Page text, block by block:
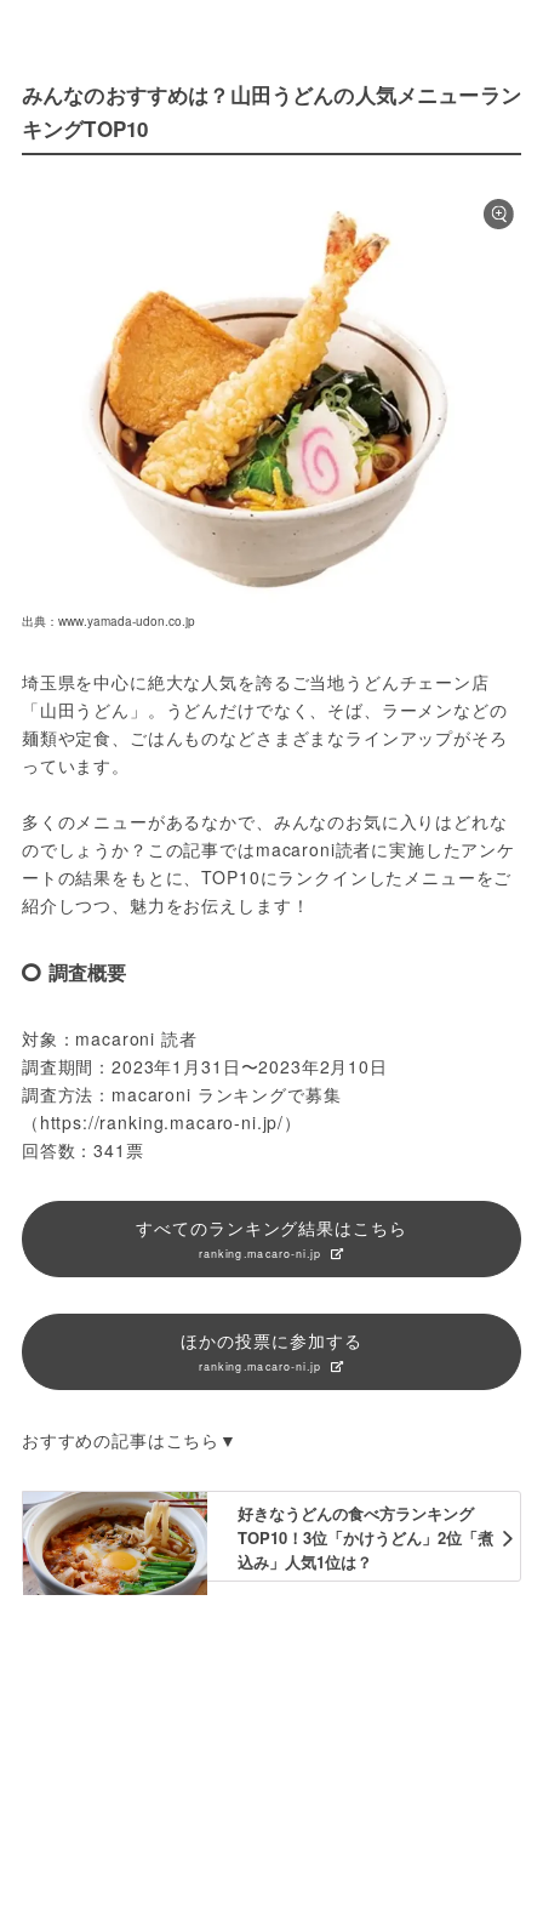
みんなのおすすめは？山田うどんの人気メニューラン
キングTOP10
出典：www.yamada-udon.co.jp
埼玉県を中心に絶大な人気を誇るご当地うどんチェーン店
「山田うどん」。うどんだけでなく、そば、ラーメンなどの
麺類や定食、ごはんものなどさまざまなラインアップがそろ
っています。
多くのメニューがあるなかで、みんなのお気に入りはどれな
のでしょうか？この記事ではmacaroni読者に実施したアンケ
ートの結果をもとに、TOP10にランクインしたメニューをご
紹介しつつ、魅力をお伝えします！
調査概要
対象：macaroni 読者
調査期間：2023年1月31日〜2023年2月10日
調査方法：macaroni ランキングで募集
（https://ranking.macaro-ni.jp/）
回答数：341票
すべてのランキング結果はこちら
ranking.macaro-ni.jp
ほかの投票に参加する
ranking.macaro-ni.jp
おすすめの記事はこちら▼
好きなうどんの食べ方ランキング
TOP10！3位「かけうどん」2位「煮
込み」人気1位は？